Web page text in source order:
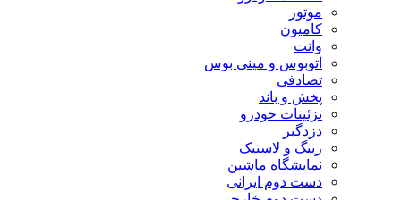
موتور
کامیون
وانت
اتوبوس و مینی بوس
تصادفی
پخش و باند
تزئینات خودرو
دزدگیر
رینگ و لاستیک
نمایشگاه ماشین
دست دوم ایرانی